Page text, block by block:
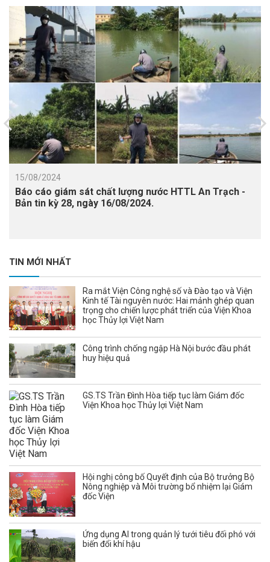
15/08/2024
Báo cáo giám sát chất lượng nước HTTL An Trạch -
Bản tin kỳ 28, ngày 16/08/2024.
TIN MỚI NHẤT
Ra mắt Viện Công nghệ số và Đào tạo và Viện
Kinh tế Tài nguyên nước: Hai mảnh ghép quan
trọng cho chiến lược phát triển của Viện Khoa
học Thủy lợi Việt Nam
Công trình chống ngập Hà Nội bước đầu phát
huy hiệu quả
GS.TS Trần Đình Hòa tiếp tục làm Giám đốc
Viện Khoa học Thủy lợi Việt Nam
Hội nghị công bố Quyết định của Bộ trưởng Bộ
Nông nghiệp và Môi trường bổ nhiệm lại Giám
đốc Viện
Ứng dụng AI trong quản lý tưới tiêu đối phó với
biến đổi khí hậu